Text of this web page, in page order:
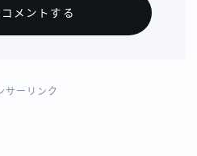
メントする
サーリンク